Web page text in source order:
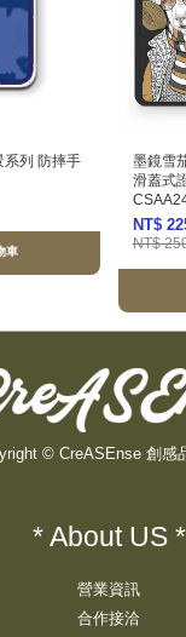
系列 防摔手
車
墨鏡雪
滑蓋式
NT$
NT$
© CreASEnse 創感
* About US *
營業資訊
合作接洽